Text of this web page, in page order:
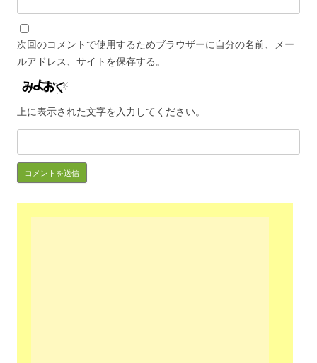
次回のコメントで使用するためブラウザーに自分の名前、メー
ルアドレス、サイトを保存する。
上に表示された文字を入力してください。